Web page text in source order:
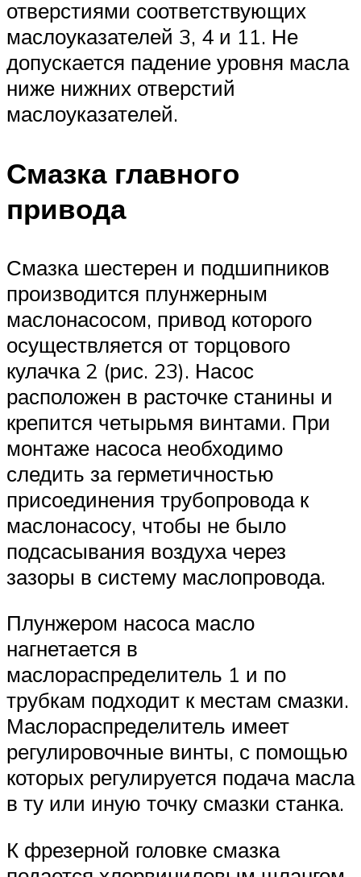
отверстиями соответствующих
маслоуказателей 3, 4 и 11. Не
допускается падение уровня масла
ниже нижних отверстий
маслоуказателей.
Смазка главного
привода
Смазка шестерен и подшипников
производится плунжерным
маслонасосом, привод которого
осуществляется от торцового
кулачка 2 (рис. 23). Насос
расположен в расточке станины и
крепится четырьмя винтами. При
монтаже насоса необходимо
следить за герметичностью
присоединения трубопровода к
маслонасосу, чтобы не было
подсасывания воздуха через
зазоры в систему маслопровода.
Плунжером насоса масло
нагнетается в
маслораспределитель 1 и по
трубкам подходит к местам смазки.
Маслораспределитель имеет
регулировочные винты, с помощью
которых регулируется подача масла
в ту или иную точку смазки станка.
К фрезерной головке смазка